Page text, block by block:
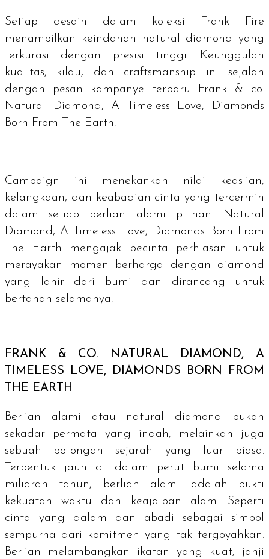
Setiap desain dalam koleksi Frank Fire
menampilkan keindahan natural diamond yang
terkurasi dengan presisi tinggi. Keunggulan
kualitas, kilau, dan craftsmanship ini sejalan
dengan pesan kampanye terbaru Frank & co.
Natural Diamond, A Timeless Love, Diamonds
Born From The Earth.
Campaign ini menekankan nilai keaslian,
kelangkaan, dan keabadian cinta yang tercermin
dalam setiap berlian alami pilihan. Natural
Diamond, A Timeless Love, Diamonds Born From
The Earth mengajak pecinta perhiasan untuk
merayakan momen berharga dengan diamond
yang lahir dari bumi dan dirancang untuk
bertahan selamanya.
FRANK & CO. NATURAL DIAMOND, A
TIMELESS LOVE, DIAMONDS BORN FROM
THE EARTH
Berlian alami atau natural diamond
bukan
sekadar permata yang indah, melainkan juga
sebuah potongan sejarah yang luar biasa.
Terbentuk jauh di dalam perut bumi selama
miliaran tahun, berlian alami adalah bukti
kekuatan waktu dan keajaiban alam. Seperti
cinta yang dalam dan abadi sebagai simbol
sempurna dari komitmen yang tak tergoyahkan.
Berlian melambangkan ikatan yang kuat, janji